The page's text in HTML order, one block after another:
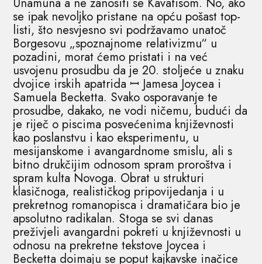
se ipak nevoljko pristane na opću pošast top-
listi, što nesvjesno svi podržavamo unatoč
Borgesovu „spoznajnome relativizmu“ u
pozadini, morat ćemo pristati i na već
usvojenu prosudbu da je 20. stoljeće u znaku
dvojice irskih apatrida ꟷ Jamesa Joycea i
Samuela Becketta. Svako osporavanje te
prosudbe, dakako, ne vodi ničemu, budući da
je riječ o piscima posvećenima književnosti
kao poslanstvu i kao eksperimentu, u
mesijanskome i avangardnome smislu, ali s
bitno drukčijim odnosom spram proroštva i
spram kulta Novoga. Obrat u strukturi
klasičnoga, realističkog pripovijedanja i u
prekretnog romanopisca i dramatičara bio je
apsolutno radikalan. Stoga se svi danas
preživjeli avangardni pokreti u književnosti u
odnosu na prekretne tekstove Joycea i
Becketta doimaju se poput kajkavske inačice